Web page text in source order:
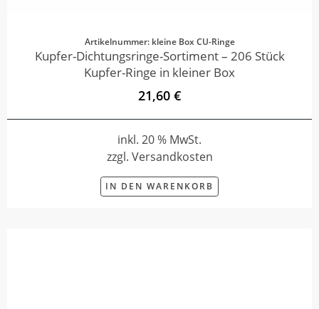
Artikelnummer: kleine Box CU-Ringe
Kupfer-Dichtungsringe-Sortiment – 206 Stück
Kupfer-Ringe in kleiner Box
21,60 €
inkl. 20 % MwSt.
zzgl. Versandkosten
IN DEN WARENKORB